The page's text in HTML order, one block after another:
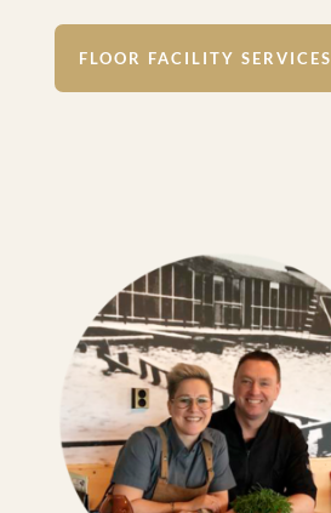
FLOOR FACILITY SERVICES